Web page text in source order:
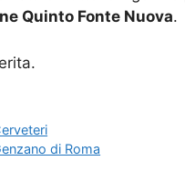
Quinto Fonte Nuova.
di Roma